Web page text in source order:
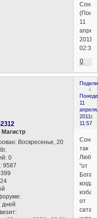
Соня
11
2011г.
02:38)
0
4
11
апреля,
2011г.
11:57
: Воскресенье, 20
0
9587
дней
Соня,
так
"от
Бога".
когда
от